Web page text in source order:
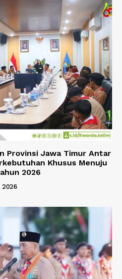
Provinsi Jawa Timur Antar
Khusus Menuju
2026
2026